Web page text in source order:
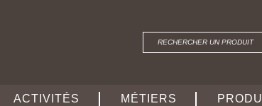
ACTIVITÉS MÉTIERS